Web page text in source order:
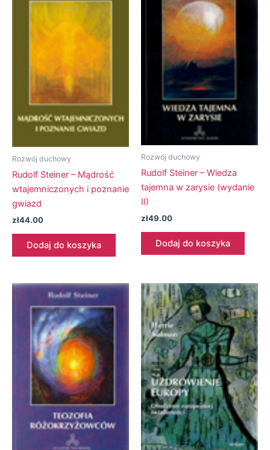
Rozwój duchowy
Rudolf Steiner – Mądrość
wtajemniczonych i poznanie
gwiazd
zł44.00
Dodaj do koszyka
Rozwój duchowy
Rudolf Steiner – Wiedza
tajemna w zarysie (wydanie
II)
zł49.00
Dodaj do koszyka